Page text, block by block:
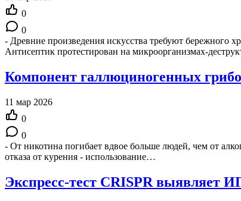
0
0
- Древние произведения искусства требуют бережного
Антисептик протестирован на микроорганизмах-
Компонент галлюциногенных
11 мар 2026
0
0
- От никотина погибает вдвое больше людей, чем от
отказа от курения - использование…
Экспресс-тест CRISPR выявляет